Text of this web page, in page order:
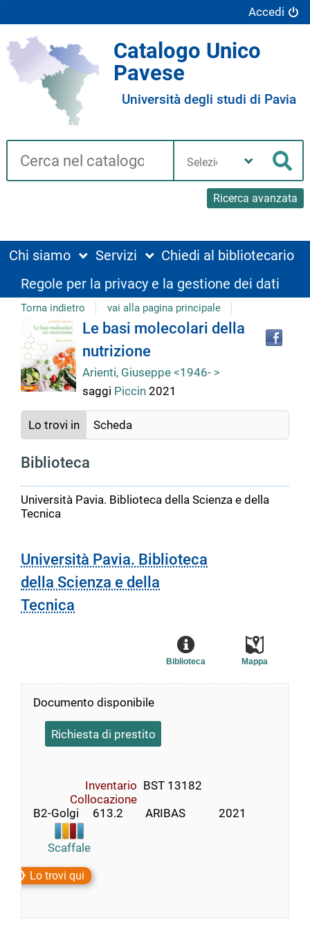
Accedi
Catalogo Unico
Pavese
Università degli studi di Pavia
Cerca su "Catalogo"
Ricerca avanzata
biblioteca
Chi siamo Servizi
Chiedi al bibliotecario
Regole per la privacy e la gestione dei dati
Torna indietro vai alla pagina principale
Dettaglio
del
documento
Le basi molecolari della
nutrizione
Arienti, Giuseppe <1946- >
saggi Piccin 2021
Lo trovi in Scheda
Biblioteca
Università Pavia. Biblioteca della Scienza e della
Tecnica
Università Pavia. Biblioteca
della Scienza e della
Tecnica
Mappa
Biblioteca
Documento disponibile
Richiesta di prestito
Inventario BST 13182
Collocazione
B2-Golgi     613.2        ARIBAS            2021
Scaffale
Lo trovi qui